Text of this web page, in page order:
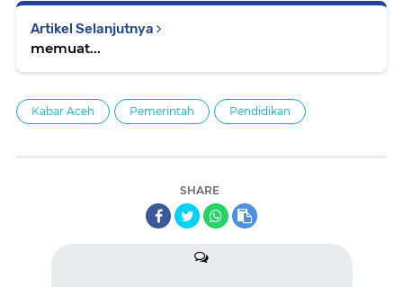
Artikel Selanjutnya
memuat...
Kabar Aceh Pemerintah Pendidikan
SHARE